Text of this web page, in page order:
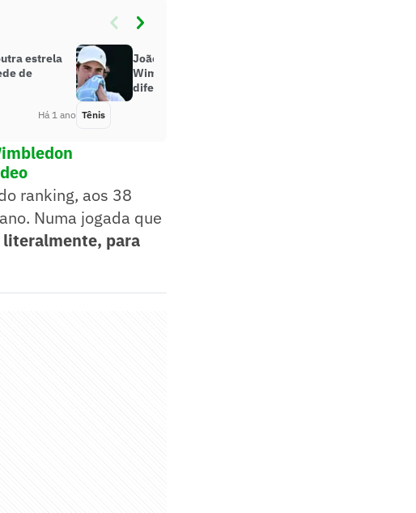
estrela
de
Há 1 ano
João Fonseca analisa derrota em
Wimbledon: ‘Podia ter feito
diferente’
Tênis
ranking, aos 38
Numa jogada que
literalmente, para